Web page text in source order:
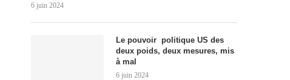
6 juin 2024
Le pouvoir politique US des
deux poids, deux mesures, mis
à mal
6 juin 2024